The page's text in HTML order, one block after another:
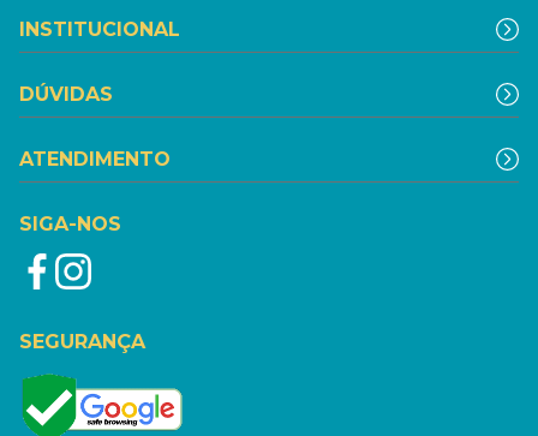
INSTITUCIONAL
DÚVIDAS
ATENDIMENTO
SIGA-NOS
SEGURANÇA